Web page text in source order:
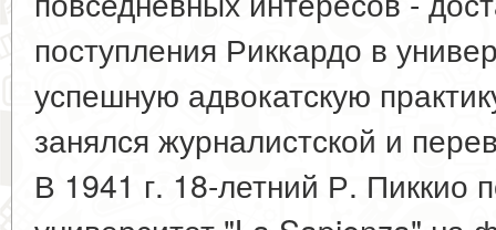
поступления Риккардо в
успешную адвокатскую
занялся журналистской и
В 1941 г. 18-летний Р. Пиккио